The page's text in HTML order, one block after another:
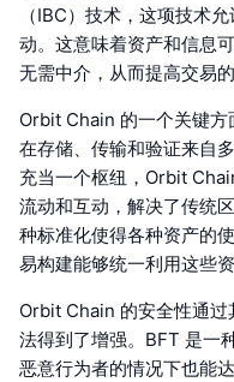
（IBC）技术，这项技术
动。这意味着资产和信息
无需中介，从而提高交易
Orbit Chain 的一个关键方
在存储、传输和验证来自
充当一个枢纽，Orbit
流动和互动，解决了传统
种标准化使得各种资产的
易构建能够统一利用这些
Orbit Chain 的安全性通
法得到了增强。BFT 是一
恶意行为者的情况下也能